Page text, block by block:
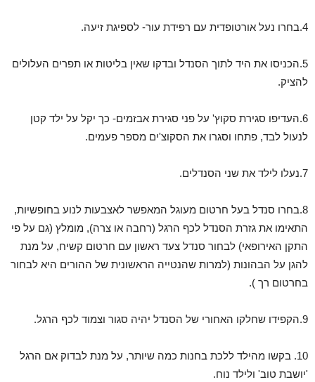
4.בחרו נעל אורטופדית עם רפידת עור- לספיגת זיעה.
5.הכניסו את היד לתוך הסנדל ובדקו שאין בליטות או תפרים העלולים
להציק.
6.העדיפו סגירת סקוץ' על פני סגירת אבזמים- כך יקל על ילד קטן
לנעול לבד, פתחו וסגרו את הסקוצ'ים מספר פעמים.
7.נעלו לילד את שני הסנדלים.
8.בחרו סנדל בעל חרטום מעוגל המאפשר לאצבעות לנוע בחופשיות,
התאימו את גזרת הסנדל לכף הרגל (רחבה או צרה), מומלץ (גם על פי
התקן האירופאי) לבחור סנדל צעד ראשון עם חרטום קשיח, על מנת
להגן על הבהונות (למרות שהנטייה הראשונית של ההורים היא לבחור
בחרטום רך ).
9.הקפידו שחלקו האחורי של הסנדל יהיה סגור וצמוד לכף הרגל.
10. בקשו מהילד ללכת בחנות כמה שיותר, על מנת לבדוק אם הרגל
'יושבת טוב' ולילד נוח.